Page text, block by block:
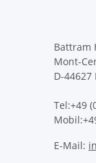
Battram
Mont-
D-44627
Tel:+49
E-Mail: